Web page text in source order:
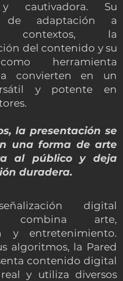
cautivadora. Su
de adaptación a
contextos, la
del contenido y su
herramienta
convierten en un
y potente en
la presentación se
una forma de arte
al público y deja
duradera.
digital
combina arte,
y entretenimiento.
algoritmos, la Pared
contenido digital
y utiliza diversos